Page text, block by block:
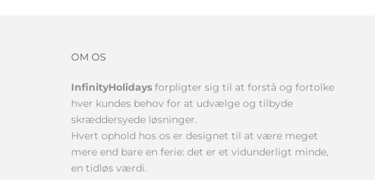
OM OS
InfinityHolidays forpligter sig til at forstå og fortolke
hver kundes behov for at udvælge og tilbyde
skræddersyede løsninger.
Hvert ophold hos os er designet til at være meget
mere end bare en ferie: det er et vidunderligt minde,
en tidløs værdi.